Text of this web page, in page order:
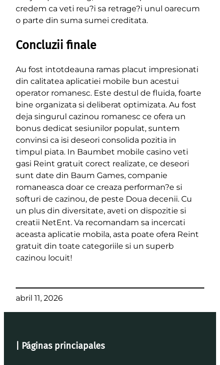
credem ca veti reu?i sa retrage?i unul oarecum
o parte din suma sumei creditata.
Concluzii finale
Au fost intotdeauna ramas placut impresionati
din calitatea aplicatiei mobile bun acestui
operator romanesc. Este destul de fluida, foarte
bine organizata si deliberat optimizata. Au fost
deja singurul cazinou romanesc ce ofera un
bonus dedicat sesiunilor populat, suntem
convinsi ca isi deseori consolida pozitia in
timpul piata. In Baumbet mobile casino veti
gasi Reint gratuit corect realizate, ce deseori
sunt date din Baum Games, companie
romaneasca doar ce creaza performan?e si
softuri de cazinou, de peste Doua decenii. Cu
un plus din diversitate, aveti on dispozitie si
creatii NetEnt. Va recomandam sa incercati
aceasta aplicatie mobila, asta poate ofera Reint
gratuit din toate categoriile si un superb
cazinou locuit!
abril 11, 2026
| Páginas princiapales